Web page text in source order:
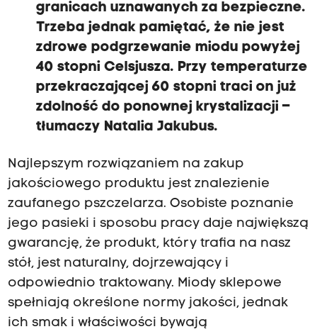
granicach uznawanych za bezpieczne.
Trzeba jednak pamiętać, że nie jest
zdrowe podgrzewanie miodu powyżej
40 stopni Celsjusza. Przy temperaturze
przekraczającej 60 stopni traci on już
zdolność do ponownej krystalizacji –
tłumaczy Natalia Jakubus.
Najlepszym rozwiązaniem na zakup
jakościowego produktu jest znalezienie
zaufanego pszczelarza. Osobiste poznanie
jego pasieki i sposobu pracy daje największą
gwarancję, że produkt, który trafia na nasz
stół, jest naturalny, dojrzewający i
odpowiednio traktowany. Miody sklepowe
spełniają określone normy jakości, jednak
ich smak i właściwości bywają